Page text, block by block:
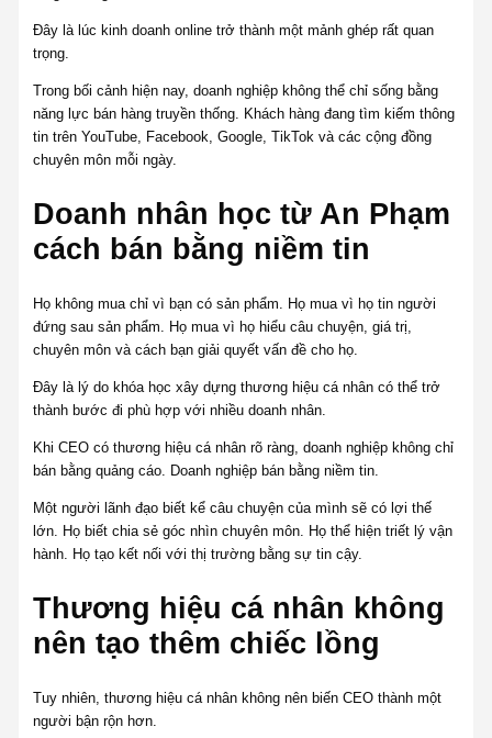
Đây là lúc kinh doanh online trở thành một mảnh ghép rất quan
trọng.
Trong bối cảnh hiện nay, doanh nghiệp không thể chỉ sống bằng
năng lực bán hàng truyền thống. Khách hàng đang tìm kiếm thông
tin trên YouTube, Facebook, Google, TikTok và các cộng đồng
chuyên môn mỗi ngày.
Doanh nhân học từ An Phạm
cách bán bằng niềm tin
Họ không mua chỉ vì bạn có sản phẩm. Họ mua vì họ tin người
đứng sau sản phẩm. Họ mua vì họ hiểu câu chuyện, giá trị,
chuyên môn và cách bạn giải quyết vấn đề cho họ.
Đây là lý do khóa học xây dựng thương hiệu cá nhân có thể trở
thành bước đi phù hợp với nhiều doanh nhân.
Khi CEO có thương hiệu cá nhân rõ ràng, doanh nghiệp không chỉ
bán bằng quảng cáo. Doanh nghiệp bán bằng niềm tin.
Một người lãnh đạo biết kể câu chuyện của mình sẽ có lợi thế
lớn. Họ biết chia sẻ góc nhìn chuyên môn. Họ thể hiện triết lý vận
hành. Họ tạo kết nối với thị trường bằng sự tin cậy.
Thương hiệu cá nhân không
nên tạo thêm chiếc lồng
Tuy nhiên, thương hiệu cá nhân không nên biến CEO thành một
người bận rộn hơn.